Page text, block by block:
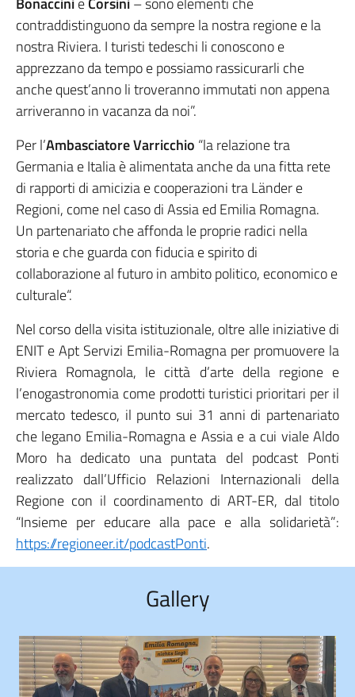
contraddistinguono da sempre la nostra regione e la
nostra Riviera. I turisti tedeschi li conoscono e
apprezzano da tempo e possiamo rassicurarli che
anche quest’anno li troveranno immutati non appena
arriveranno in vacanza da noi”.
Per l’Ambasciatore Varricchio “la relazione tra
Germania e Italia è alimentata anche da una fitta rete
di rapporti di amicizia e cooperazioni tra Länder e
Regioni, come nel caso di Assia ed Emilia Romagna.
Un partenariato che affonda le proprie radici nella
storia e che guarda con fiducia e spirito di
collaborazione al futuro in ambito politico, economico e
culturale“.
Nel corso della visita istituzionale, oltre alle iniziative di
ENIT e Apt Servizi Emilia-Romagna per promuovere la
Riviera Romagnola, le città d’arte della regione e
l’enogastronomia come prodotti turistici prioritari per il
mercato tedesco, il punto sui 31 anni di partenariato
che legano Emilia-Romagna e Assia e a cui viale Aldo
Moro ha dedicato una puntata del podcast Ponti
realizzato dall’Ufficio Relazioni Internazionali della
Regione con il coordinamento di ART-ER, dal titolo
“Insieme per educare alla pace e alla solidarietà”:
https://regioneer.it/podcastPonti.
Gallery